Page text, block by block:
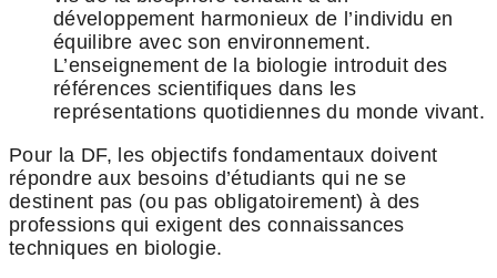
développement harmonieux de l’individu en
équilibre avec son environnement.
L’enseignement de la biologie introduit des
références scientifiques dans les
représentations quotidiennes du monde vivant.
Pour la DF, les objectifs fondamentaux doivent
répondre aux besoins d’étudiants qui ne se
destinent pas (ou pas obligatoirement) à des
professions qui exigent des connaissances
techniques en biologie.